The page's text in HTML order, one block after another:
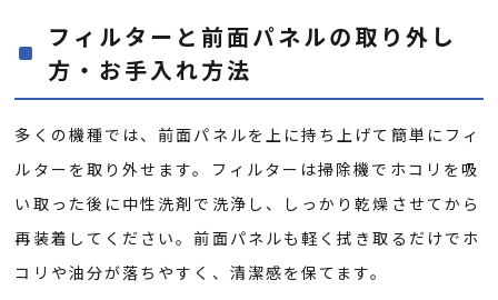
フィルターと前面パネルの取り外し
方・お手入れ方法
多くの機種では、前面パネルを上に持ち上げて簡単にフィ
ルターを取り外せます。フィルターは掃除機でホコリを吸
い取った後に中性洗剤で洗浄し、しっかり乾燥させてから
再装着してください。前面パネルも軽く拭き取るだけでホ
コリや油分が落ちやすく、清潔感を保てます。